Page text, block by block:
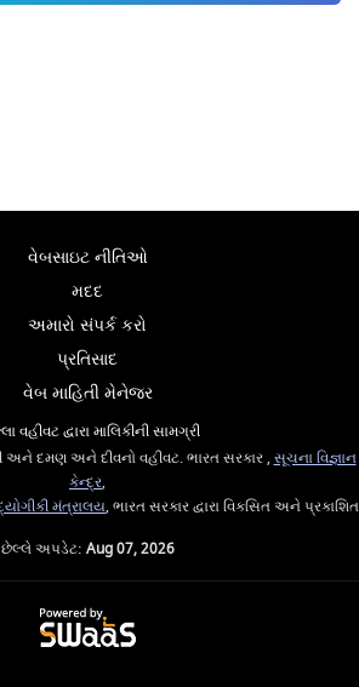
વેબસાઇટ નીતિઓ
મદદ
અમારો સંપર્ક કરો
પ્રતિસાદ
વેબ માહિતી મેનેજર
વહીવટ દ્વારા માલિકીની સામગ્રી
અને દમણ અને દીવનો વહીવટ. ભારત સરકાર , સૂચના વિજ્ઞાન
કેન્દ્ર,
મંત્રાલય, ભારત સરકાર દ્વારા વિકસિત અને પ્રકાશિત
છેલ્લે અપડેટ: Aug 07, 2026